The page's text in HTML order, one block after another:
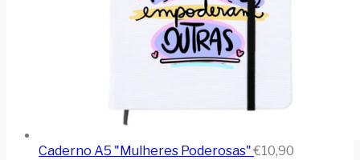
Caderno A5 "Mulheres Poderosas" €10,90